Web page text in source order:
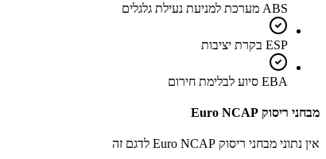
ABS מערכת למניעת נעילת גלגלים
ESP בקרת יציבות
EBA סיוע לבלימת חירום
מבחני ריסוק Euro NCAP
אין נתוני מבחני ריסוק Euro NCAP לדגם זה